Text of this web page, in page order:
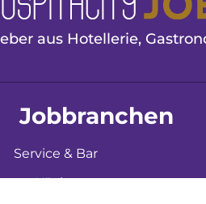
aus Hotellerie,
Jobbranchen
Service & Bar
Küche